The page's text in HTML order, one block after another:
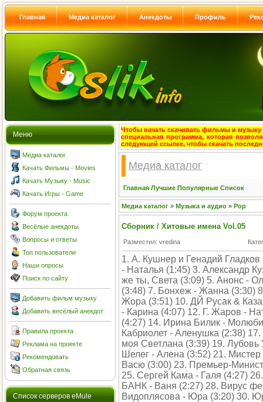
Главная Медиа каталог Анекдоты Профиль
Меню
Медиа каталог
Качать Фильмы - Movies
Качать Музыку - Music
Качать Игры - Game
Форум проекта
Весёлые анекдоты
Вопросы и ответы
Топ пользователи
Наши опросы
Поиск по сайту
Добавить фильм музыку
Добавить весёлый анекдот
Правила проекта
Реклама на проекте
Рекомендовать
Обратная связь
Cписок серверов eMule
Чтобы начать скачивать фильмы и музыку
специальная программа, которая
следующей ссылке, чтобы скачать
Медиа каталог
Главная Лучшие Популярные Список
Медиа каталог » Музыка и аудио » Pop
Сборник / Хитовые имена Vol.05
Разместил: vredina
1. А. Кушнер и Генадий
- Наталья (1:45) 3. Александр
же ты, Света (3:09) 5. Анонс -
(3:48) 7. Бонхеж - Жанна (3:30)
Жора (3:51) 10. ДЙ Русак &
- Карина (4:07) 12. Г. Жаров -
(4:27) 14. Ирина Билик -
Кабриолет - Аленушка (2:38)
моя Светлана (3:39) 19.
Шелег - Алена (3:52) 21.
Васю (3:00) 23. Премьер-
25. Сергей Кама - Галя (4:27)
БАНК - Ваня (2:27) 28. Вирус
Видоплясова - Юра (3:20) 30.